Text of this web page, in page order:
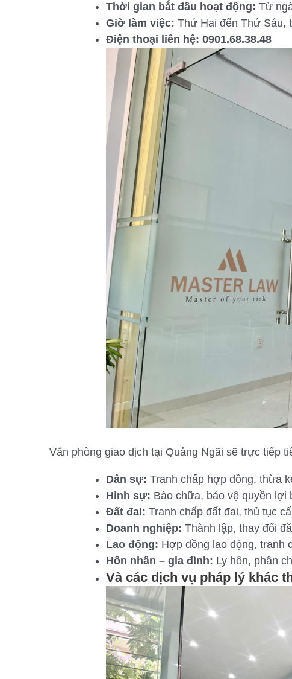
Thời gian bắt đầu hoạt động: Từ
Giờ làm việc: Thứ Hai đến Thứ Sáu,
Điện thoại liên hệ: 0901.68.38.48
Văn phòng giao dịch tại Quảng Ngãi sẽ trực tiếp
Dân sự: Tranh chấp hợp đồng, thừa
Hình sự: Bào chữa, bảo vệ quyền lợi
Đất đai: Tranh chấp đất đai, thủ tục
Doanh nghiệp: Thành lập, thay đổi
Lao động: Hợp đồng lao động, tranh
Hôn nhân – gia đình: Ly hôn, phân
Và các dịch vụ pháp lý khác